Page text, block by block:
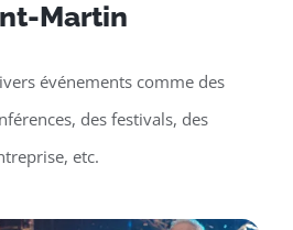
Martin
événements comme des
des festivals, des
etc.